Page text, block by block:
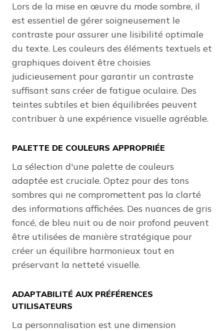
Lors de la mise en œuvre du mode sombre, il
est essentiel de gérer soigneusement le
contraste pour assurer une lisibilité optimale
du texte. Les couleurs des éléments textuels et
graphiques doivent être choisies
judicieusement pour garantir un contraste
suffisant sans créer de fatigue oculaire. Des
teintes subtiles et bien équilibrées peuvent
contribuer à une expérience visuelle agréable.
PALETTE DE COULEURS APPROPRIÉE
La sélection d'une palette de couleurs
adaptée est cruciale. Optez pour des tons
sombres qui ne compromettent pas la clarté
des informations affichées. Des nuances de gris
foncé, de bleu nuit ou de noir profond peuvent
être utilisées de manière stratégique pour
créer un équilibre harmonieux tout en
préservant la netteté visuelle.
ADAPTABILITÉ AUX PRÉFÉRENCES
UTILISATEURS
La personnalisation est une dimension